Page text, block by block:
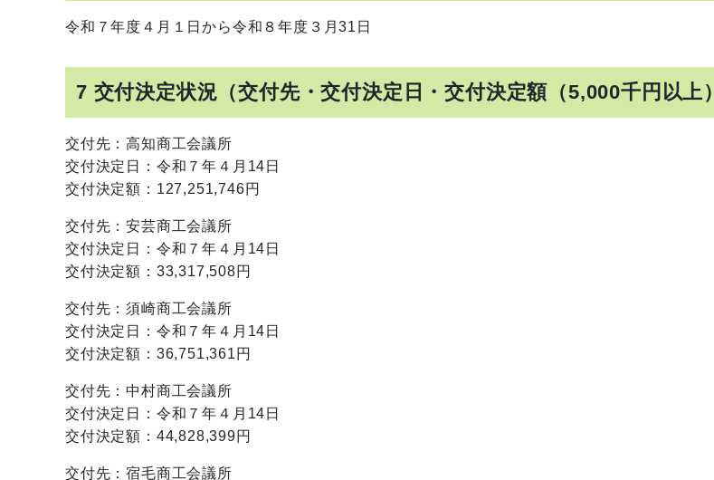
令和７年度４月１日から令和８年度３月31日
7 交付決定状況（交付先・交付決定日・交付決定額（5,000千円以上）
交付先：高知商工会議所
交付決定日：令和７年４月14日
交付決定額：127,251,746円
交付先：安芸商工会議所
交付決定日：令和７年４月14日
交付決定額：33,317,508円
交付先：須崎商工会議所
交付決定日：令和７年４月14日
交付決定額：36,751,361円
交付先：中村商工会議所
交付決定日：令和７年４月14日
交付決定額：44,828,399円
交付先：宿毛商工会議所